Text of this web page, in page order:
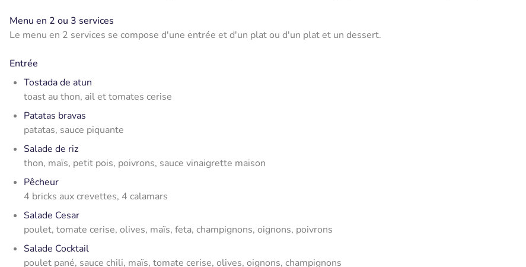
Menu en 2 ou 3 services
Le menu en 2 services se compose d'une entrée et d'un plat ou d'un plat et un dessert.
Entrée
Tostada de atun
toast au thon, ail et tomates cerise
Patatas bravas
patatas, sauce piquante
Salade de riz
thon, maïs, petit pois, poivrons, sauce vinaigrette maison
Pêcheur
4 bricks aux crevettes, 4 calamars
Salade Cesar
poulet, tomate cerise, olives, maïs, feta, champignons, oignons, poivrons
Salade Cocktail
poulet pané, sauce chili, maïs, tomate cerise, olives, oignons, champignons